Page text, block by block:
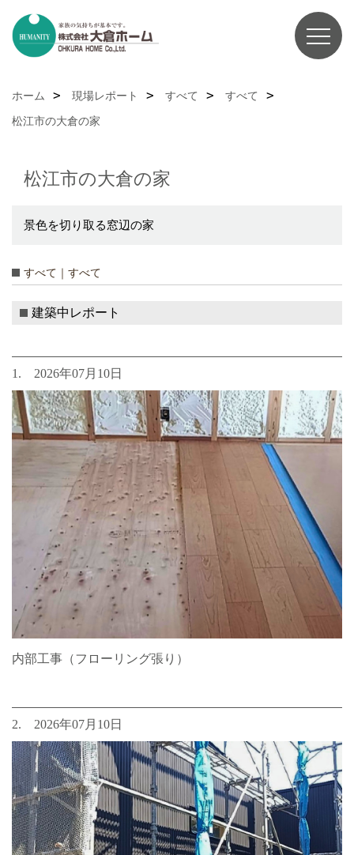
ホーム 現場レポート すべて
すべて
松江市の大倉の家
松江市の大倉の家
景色を切り取る窓辺の家
すべて｜すべて
建築中レポート
1. 2026年07月10日
内部工事（フローリング張り）
2. 2026年07月10日